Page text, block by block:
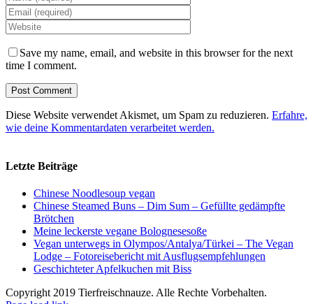
Save my name, email, and website in this browser for the next
time I comment.
Diese Website verwendet Akismet, um Spam zu reduzieren. Erfahre,
wie deine Kommentardaten verarbeitet werden.
Letzte Beiträge
Chinese Noodlesoup vegan
Chinese Steamed Buns – Dim Sum – Gefüllte gedämpfte
Brötchen
Meine leckerste vegane Bolognesesoße
Vegan unterwegs in Olympos/Antalya/Türkei – The Vegan
Lodge – Fotoreisebericht mit Ausflugsempfehlungen
Geschichteter Apfelkuchen mit Biss
Copyright 2019 Tierfreischnauze. Alle Rechte Vorbehalten.